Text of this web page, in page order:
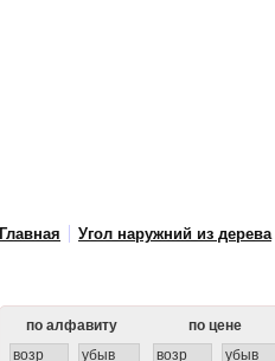
Главная Угол наружний из дерева
по алфавиту
по цене
возр
убыв возр убыв